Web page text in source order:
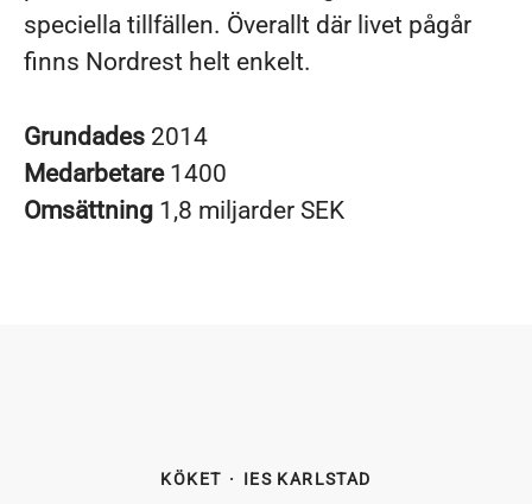
speciella tillfällen. Överallt där livet pågår
finns Nordrest helt enkelt.
Grundades 2014
Medarbetare 1400
Omsättning 1,8 miljarder SEK
KÖKET · IES KARLSTAD